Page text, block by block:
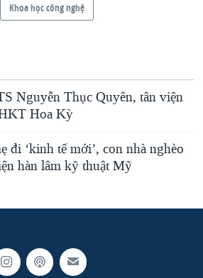
Khoa học công nghệ
Nguyễn Thục Quyên, tân viện
Hoa Kỳ
đi ‘kinh tế mới’, con nhà nghèo
hàn lâm kỹ thuật Mỹ